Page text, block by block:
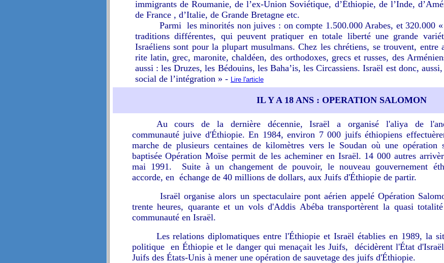
immigrants de Roumanie, de l’ex-Union Soviétique, d’Éthiopie, de l’Inde,
de France , d’Italie, de Grande Bretagne etc.
Parmi les minorités non juives : on compte 1.500.000 Arabes, et 320.000
traditions différentes, qui peuvent pratiquer en totale liberté une grande
Israéliens sont pour la plupart musulmans. Chez les chrétiens, se trouvent, entre
rite latin, grec, maronite, chaldéen, des orthodoxes, grecs et russes, des
aussi : les Druzes, les Bédouins, les Baha’is, les Circassiens.Israël est donc,
social de l’intégration » -
Lire l'article
IL Y A 18 ANS : OPERATION SALOMON
Au cours de la dernière décennie, Israël a organisé l'aliya de
communauté juive d'Éthiopie. En 1984, environ 7 000 juifs éthiopiens
marche de plusieurs centaines de kilomètres vers le Soudan où une opération
baptisée Opération Moïse permit de les acheminer en Israël. 14 000 autres
mai 1991. Suite à un changement de pouvoir, le nouveau gouvernement
accorde, en échange de 40 millions de dollars, aux Juifs d'Éthiopie de partir.
Israël organise alors un spectaculaire pont aérien appelé Opération
trente heures, quarante et un vols d'Addis Abéba transportèrent la quasi
communauté en Israël.
Les relations diplomatiques entre l'Éthiopie et Israël établies en 1989, la
politique en Éthiopie et le danger qui menaçait les Juifs, décidèrent l'État
Juifs des États-Unis à mener une opération de sauvetage des juifs d'Éthiopie.